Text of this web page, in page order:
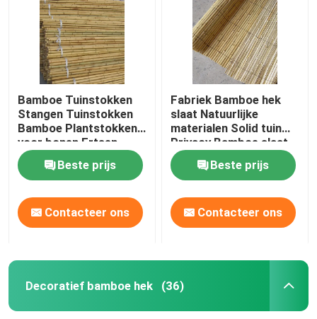
Bamboe Tuinstokken
Stangen Tuinstokken
Bamboe Plantstokken
voor bonen Ertsen
Komkommers
Fruitplanten Bomen
Beste prijs
Contacteer ons
Fabriek Bamboe hek
slaat Natuurlijke
materialen Solid tuin
Privacy Bamboe slaat
Beste prijs
Contacteer ons
Decoratief bamboe hek (36)